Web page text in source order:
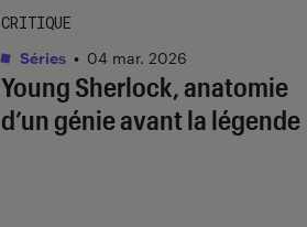
Young Sherlock, anatomie
d’un génie avant la légende
CRITIQUE
Séries • 04 mar. 2026